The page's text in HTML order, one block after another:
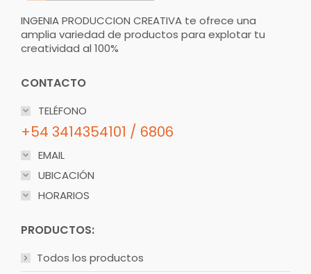
INGENIA PRODUCCION CREATIVA te ofrece una
amplia variedad de productos para explotar tu
creatividad al 100%
CONTACTO
TELÉFONO
+54 3414354101 / 6806
EMAIL
UBICACIÓN
HORARIOS
PRODUCTOS:
Todos los productos